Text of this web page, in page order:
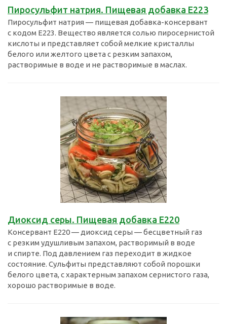
Пиросульфит натрия. Пищевая добавка Е223
Пиросульфит натрия — пищевая добавка-консервант
с кодом E223. Вещество является солью пиросернистой
кислоты и представляет собой мелкие кристаллы
белого или желтого цвета с резким запахом,
растворимые в воде и не растворимые в маслах.
Диоксид серы. Пищевая добавка Е220
Консервант E220 — диоксид серы — бесцветный газ
с резким удушливым запахом, растворимый в воде
и спирте. Под давлением газ переходит в жидкое
состояние. Сульфиты представляют собой порошки
белого цвета, с характерным запахом сернистого газа,
хорошо растворимые в воде.